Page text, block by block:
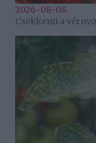
2026-08-08.
Csökkenti a